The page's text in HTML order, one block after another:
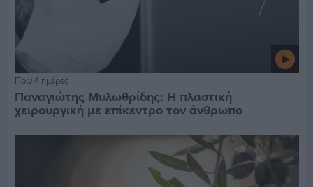
Πριν 4 ημέρες
Παναγιώτης Μυλωθρίδης: Η πλαστική
χειρουργική με επίκεντρο τον άνθρωπο